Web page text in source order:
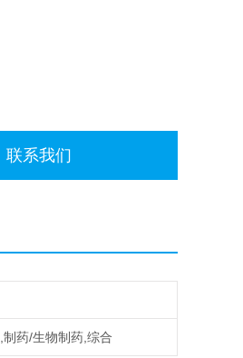
联系我们
药/生物制药,综合